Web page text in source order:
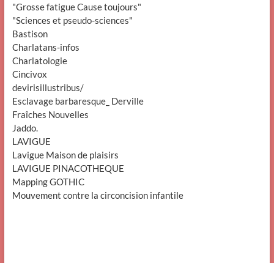
"Grosse fatigue Cause toujours"
"Sciences et pseudo-sciences"
Bastison
Charlatans-infos
Charlatologie
Cincivox
devirisillustribus/
Esclavage barbaresque_ Derville
Fraîches Nouvelles
Jaddo.
LAVIGUE
Lavigue Maison de plaisirs
LAVIGUE PINACOTHEQUE
Mapping GOTHIC
Mouvement contre la circoncision infantile